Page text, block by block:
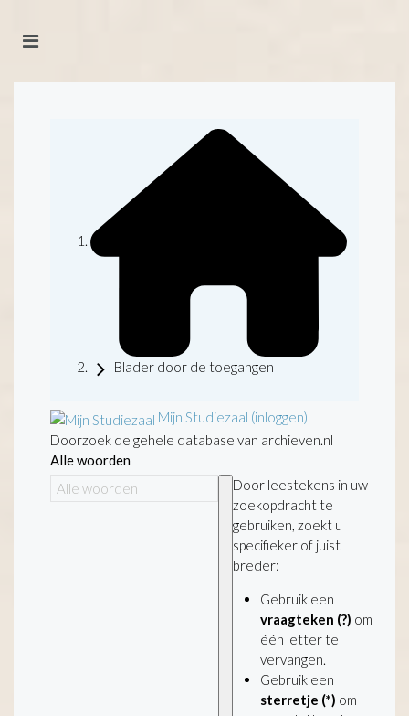
Blader door de toegangen
Mijn Studiezaal (inloggen)
Doorzoek de gehele database van archieven.nl
Alle woorden
Door leestekens in uw
zoekopdracht te
gebruiken, zoekt u
specifieker of juist
breder:
Gebruik een
vraagteken (?) om
één letter te
vervangen.
Gebruik een
sterretje (*) om